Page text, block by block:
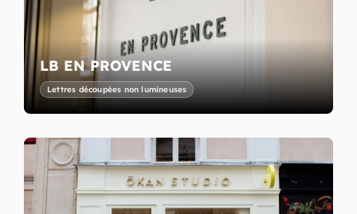
LB EN PROVENCE
Lettres découpées non lumineuses